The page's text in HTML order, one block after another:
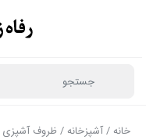
خانه/آشپزخانه/ ظروف آشپزی